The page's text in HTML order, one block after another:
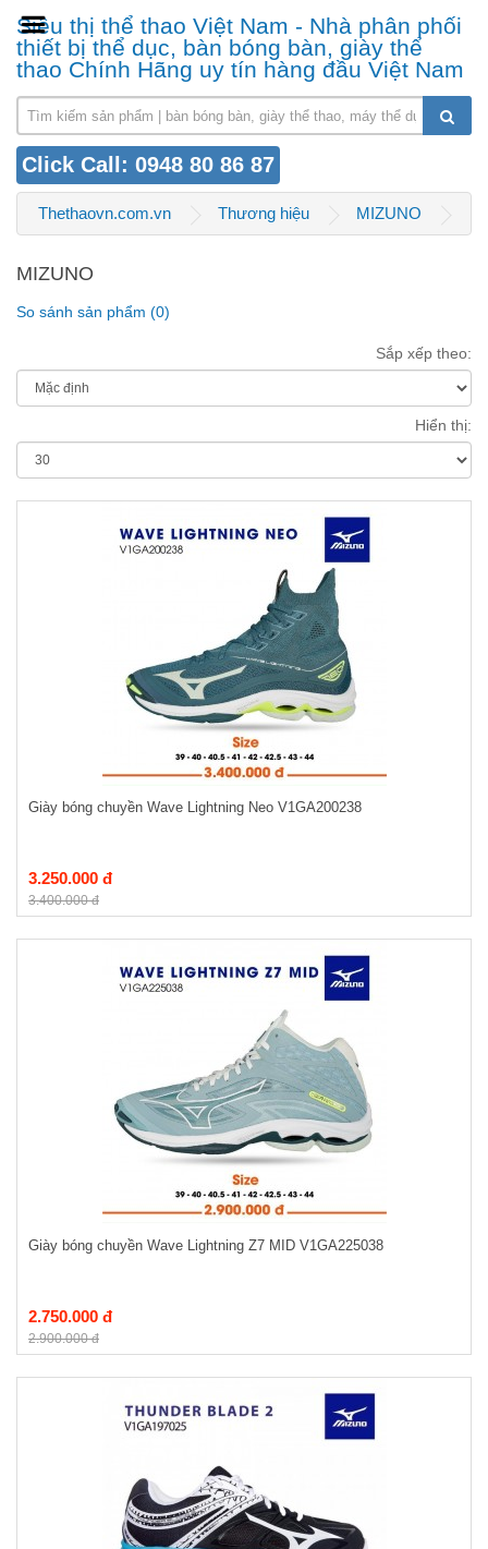
Siêu thị thể thao Việt Nam - Nhà phân phối
thiết bị thể dục, bàn bóng bàn, giày thể
thao Chính Hãng uy tín hàng đầu Việt Nam
Click Call: 0948 80 86 87
Thethaovn.com.vn Thương hiệu MIZUNO
MIZUNO
So sánh sản phẩm (0)
Sắp xếp theo:
Hiển thị:
Giày bóng chuyền Wave Lightning Neo V1GA200238
3.250.000 đ
3.400.000 đ
Giày bóng chuyền Wave Lightning Z7 MID V1GA225038
2.750.000 đ
2.900.000 đ